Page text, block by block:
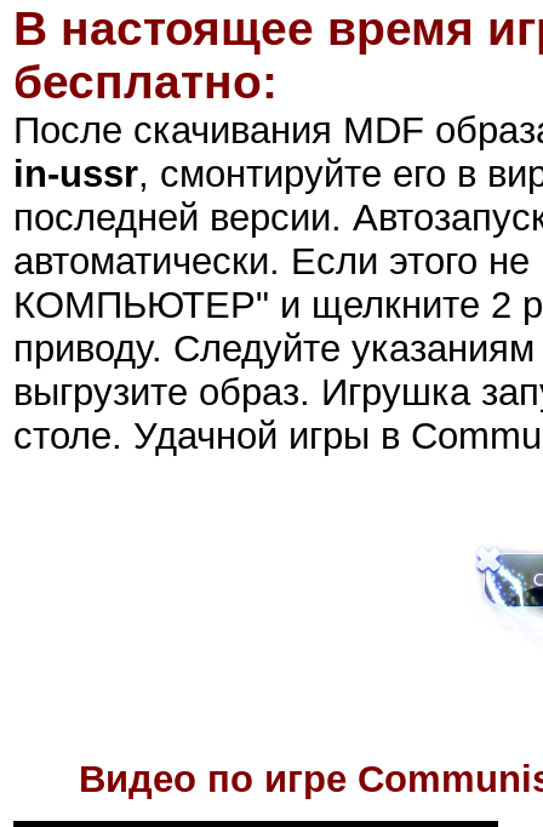
В настоящее время
бесплатно:
После скачивания MDF
in-ussr, смонтируйте его в
последней версии.
автоматически. Если этого
КОМПЬЮТЕР" и щелкните 2
приводу. Следуйте
выгрузите образ. Игрушка
столе. Удачной игры в
Видео по игре